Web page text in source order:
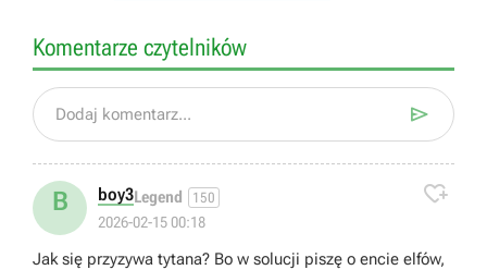
Komentarze czytelników
Dodaj komentarz... 
B boy3Legend 150
2026-02-15 00:18

Jak się przyzywa tytana? Bo w solucji piszę o encie elfów,